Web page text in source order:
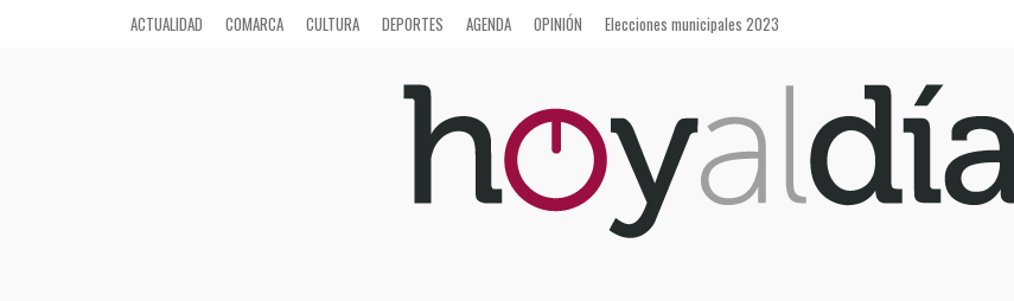
ACTUALIDAD COMARCA CULTURA DEPORTES AGENDA OPINIÓN Elecciones municipales 2023